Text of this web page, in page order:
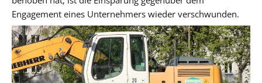
Engagement eines Unternehmers wieder verschwunden.